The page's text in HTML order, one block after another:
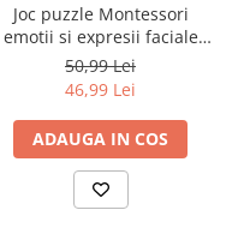
Joc puzzle Montessori
emotii si expresii faciale
cuburi din lemn, multicolor
50,99 Lei
46,99 Lei
ADAUGA IN COS